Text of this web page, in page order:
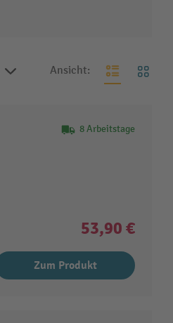
Ansicht:
8 Arbeitstage
53,90 €
Zum Produkt